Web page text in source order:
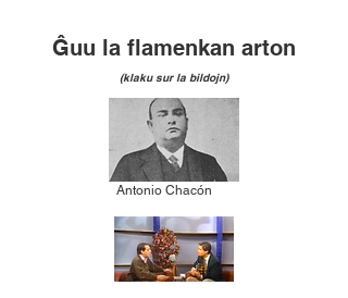
Ĝuu la flamenkan arton
(klaku sur la bildojn)
Antonio Chacón